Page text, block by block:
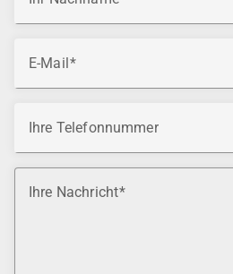
E-Mail
Ihre Telefonnummer
Ihre Nachricht